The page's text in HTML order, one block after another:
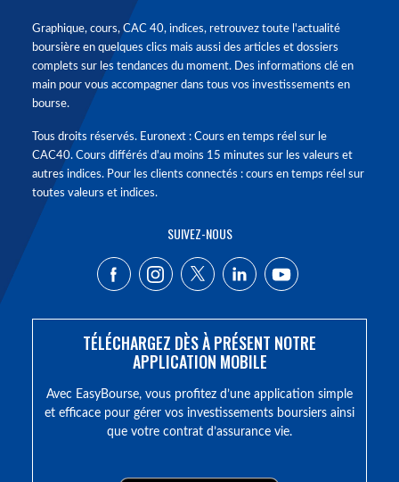
Graphique, cours, CAC 40, indices, retrouvez toute l'actualité
boursière en quelques clics mais aussi des articles et dossiers
complets sur les tendances du moment. Des informations clé en
main pour vous accompagner dans tous vos investissements en
bourse.
Tous droits réservés. Euronext : Cours en temps réel sur le
CAC40. Cours différés d'au moins 15 minutes sur les valeurs et
autres indices. Pour les clients connectés : cours en temps réel sur
toutes valeurs et indices.
SUIVEZ-NOUS
TÉLÉCHARGEZ DÈS À PRÉSENT NOTRE
APPLICATION MOBILE
Avec EasyBourse, vous profitez d’une application simple
et efficace pour gérer vos investissements boursiers ainsi
que votre contrat d’assurance vie.